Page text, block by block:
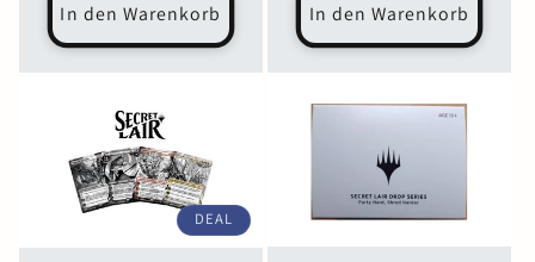
In den Warenkorb In den Warenkorb
DEAL